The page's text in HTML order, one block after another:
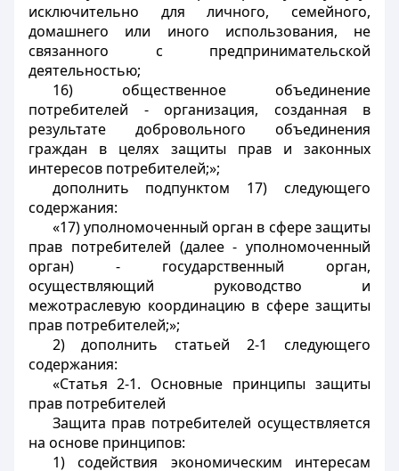
исключительно для личного, семейного,
домашнего или иного использования, не
связанного с предпринимательской
деятельностью;
16) общественное объединение
потребителей - организация, созданная в
результате добровольного объединения
граждан в целях защиты прав и законных
интересов потребителей;»;
дополнить подпунктом 17) следующего
содержания:
«17) уполномоченный орган в сфере защиты
прав потребителей (далее - уполномоченный
орган) - государственный орган,
осуществляющий руководство и
межотраслевую координацию в сфере защиты
прав потребителей;»;
2) дополнить статьей 2-1 следующего
содержания:
«Статья 2-1. Основные принципы защиты
прав потребителей
Защита прав потребителей осуществляется
на основе принципов:
1) содействия экономическим интересам